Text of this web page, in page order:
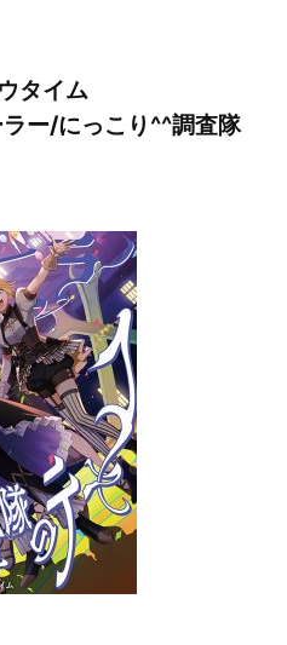
タイム
ラー/にっこり^^調査隊